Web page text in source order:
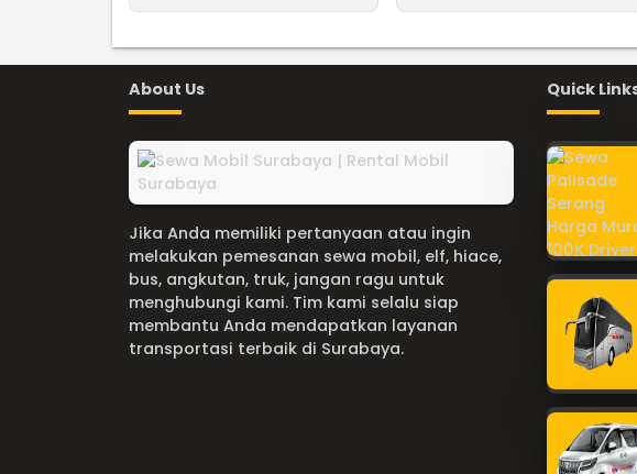
About Us
Jika Anda memiliki pertanyaan atau ingin
melakukan pemesanan sewa mobil, elf, hiace,
bus, angkutan, truk, jangan ragu untuk
menghubungi kami. Tim kami selalu siap
membantu Anda mendapatkan layanan
transportasi terbaik di Surabaya.
Quick